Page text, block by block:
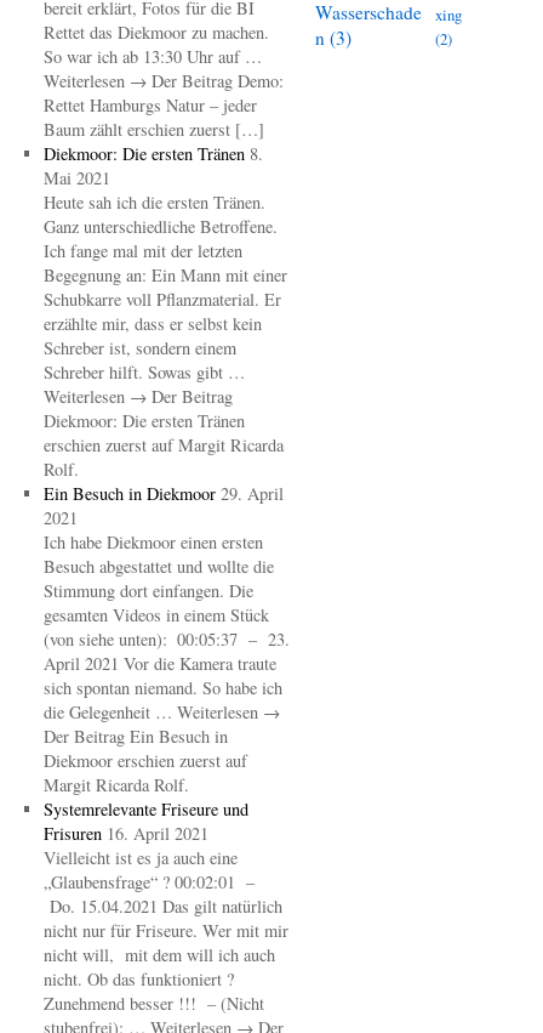
bereit erklärt, Fotos für die BI
Rettet das Diekmoor zu machen.
So war ich ab 13:30 Uhr auf …
Weiterlesen → Der Beitrag Demo:
Rettet Hamburgs Natur – jeder
Baum zählt erschien zuerst […]
Diekmoor: Die ersten Tränen 8.
Mai 2021
Heute sah ich die ersten Tränen.
Ganz unterschiedliche Betroffene.
Ich fange mal mit der letzten
Begegnung an: Ein Mann mit einer
Schubkarre voll Pflanzmaterial. Er
erzählte mir, dass er selbst kein
Schreber ist, sondern einem
Schreber hilft. Sowas gibt …
Weiterlesen → Der Beitrag
Diekmoor: Die ersten Tränen
erschien zuerst auf Margit Ricarda
Rolf.
Ein Besuch in Diekmoor 29. April
2021
Ich habe Diekmoor einen ersten
Besuch abgestattet und wollte die
Stimmung dort einfangen. Die
gesamten Videos in einem Stück
(von siehe unten): 00:05:37 – 23.
April 2021 Vor die Kamera traute
sich spontan niemand. So habe ich
die Gelegenheit … Weiterlesen →
Der Beitrag Ein Besuch in
Diekmoor erschien zuerst auf
Margit Ricarda Rolf.
Systemrelevante Friseure und
Frisuren 16. April 2021
Vielleicht ist es ja auch eine
„Glaubensfrage“ ? 00:02:01 –
Do. 15.04.2021 Das gilt natürlich
nicht nur für Friseure. Wer mit mir
nicht will, mit dem will ich auch
nicht. Ob das funktioniert ?
Zunehmend besser !!! – (Nicht
stubenfrei): … Weiterlesen → Der
Wasserschade
n (3)
xing
(2)